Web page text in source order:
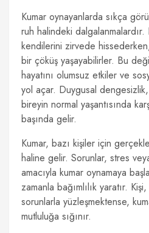
Kumar oynayanlarda sıkça
ruh halindeki dalgalanmalardır.
kendilerini zirvede
bir çöküş yaşayabilirler. Bu
hayatını olumsuz etkiler ve
yol açar. Duygusal dengesizlik,
bireyin normal yaşantısında
başında gelir.
Kumar, bazı kişiler için
haline gelir. Sorunlar, stres
amacıyla kumar oynamaya
zamanla bağımlılık yaratır.
sorunlarla yüzleşmektense,
mutluluğa sığınır.